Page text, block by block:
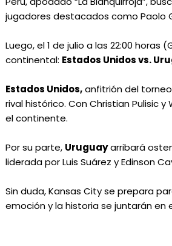
jugadores destacados como Paolo
Luego, el 1 de julio a las 22:00 horas
continental: Estados Unidos vs.
Estados Unidos,anfitrión del
rival histórico. Con Christian Pulisic
el continente.
Por su parte, Uruguayarribará
liderada por Luis Suárez y Edinson
Sin duda, Kansas City se prepara
emoción y la historia se juntarán